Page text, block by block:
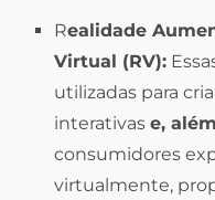
Realidade
Virtual (RV):
utilizadas para
interativas e,
consumidores
virtualmente,